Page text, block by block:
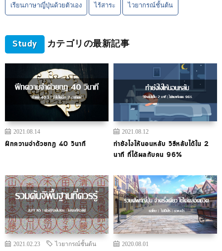
เรียนภาษาญี่ปุ่นด้วยตัวเอง ไร้สาระ ไวยากรณ์ชั้นต้น
Study カテゴリの最新記事
2021.08.14
ฝึกความจำด้วยกฎ 40 วินาที
2021.08.12
ทำยังไงให้นอนหลับ วิธีหลับได้ใน 2
นาที ที่ได้ผลกับคน 96%
2021.02.23 ไวยากรณ์ชั้นต้น 2020.08.01